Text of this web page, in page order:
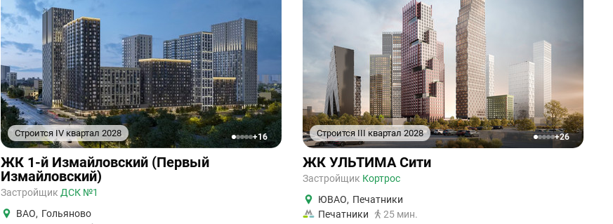
Строится IV квартал 2028
12345+16
ЖК 1-й Измайловский (Первый
Измайловский)
Застройщик ДСК №1
ВАО, Гольяново
Строится III квартал 2028
12345+26
ЖК УЛЬТИМА Сити
Застройщик Кортрос
ЮВАО, Печатники
Печатники
25 мин.